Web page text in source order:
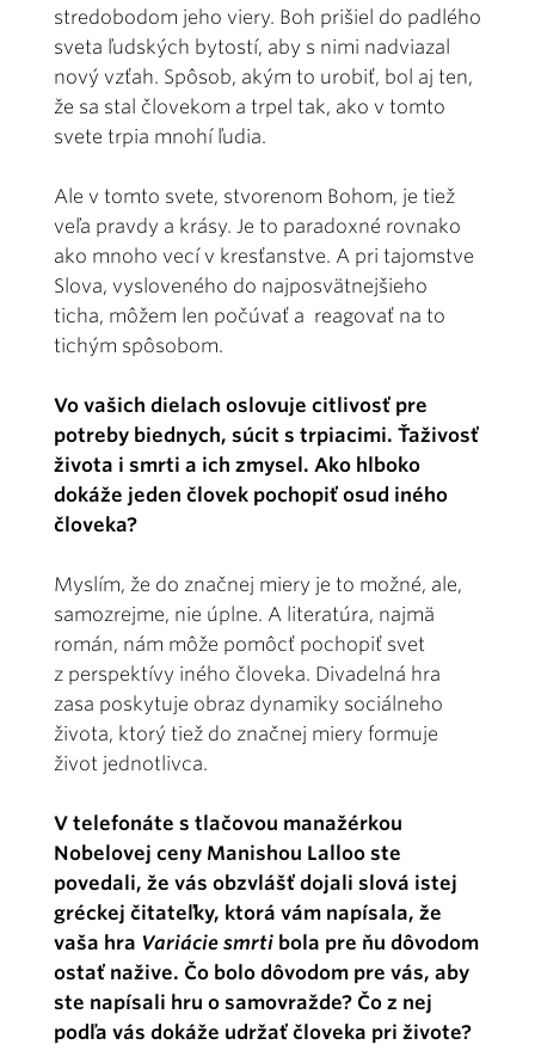
stredobodom jeho viery. Boh prišiel do padlého
sveta ľudských bytostí, aby s nimi nadviazal
nový vzťah. Spôsob, akým to urobiť, bol aj ten,
že sa stal človekom a trpel tak, ako v tomto
svete trpia mnohí ľudia.
Ale v tomto svete, stvorenom Bohom, je tiež
veľa pravdy a krásy. Je to paradoxné rovnako
ako mnoho vecí v kresťanstve. A pri tajomstve
Slova, vysloveného do najposvätnejšieho
ticha, môžem len počúvať a reagovať na to
tichým spôsobom.
Vo vašich dielach oslovuje citlivosť pre
potreby biednych, súcit s trpiacimi. Ťaživosť
života i smrti a ich zmysel. Ako hlboko
dokáže jeden človek pochopiť osud iného
človeka?
Myslím, že do značnej miery je to možné, ale,
samozrejme, nie úplne. A literatúra, najmä
román, nám môže pomôcť pochopiť svet
z perspektívy iného človeka. Divadelná hra
zasa poskytuje obraz dynamiky sociálneho
života, ktorý tiež do značnej miery formuje
život jednotlivca.
V telefonáte s tlačovou manažérkou
Nobelovej ceny Manishou Lalloo ste
povedali, že vás obzvlášť dojali slová istej
gréckej čitateľky, ktorá vám napísala, že
vaša hra Variácie smrti bola pre ňu dôvodom
ostať nažive. Čo bolo dôvodom pre vás, aby
ste napísali hru o samovražde? Čo z nej
podľa vás dokáže udržať človeka pri živote?